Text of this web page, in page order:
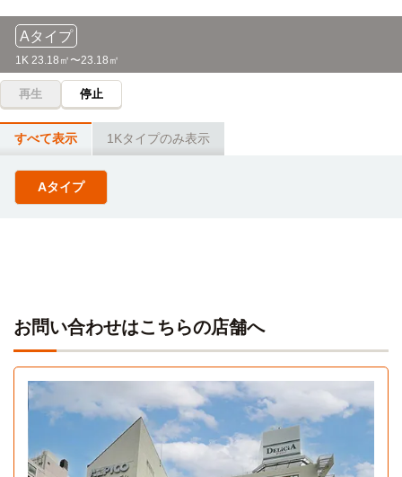
Aタイプ
1K 23.18㎡〜23.18㎡
1K 23.18㎡〜23.18㎡
再生 停止
すべて表示 1Kタイプのみ表示
Aタイプ
お問い合わせはこちらの店舗へ